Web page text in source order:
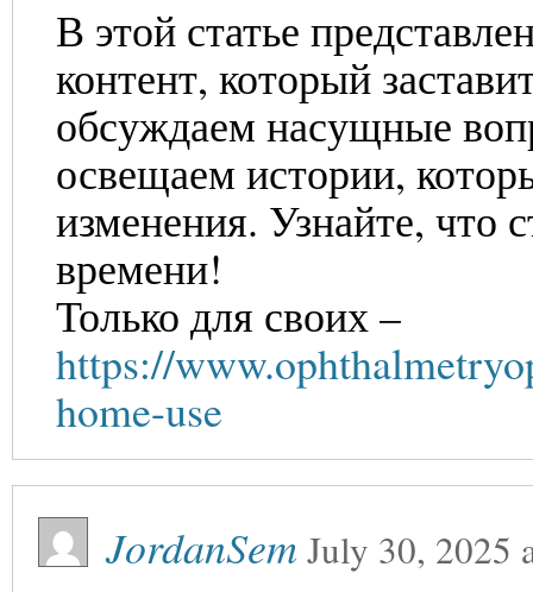
В этой статье
контент, который
обсуждаем насущные
освещаем истории,
изменения. Узнайте, что
времени!
Только для своих –
https://
home-use
JordanSem July 30, 2025